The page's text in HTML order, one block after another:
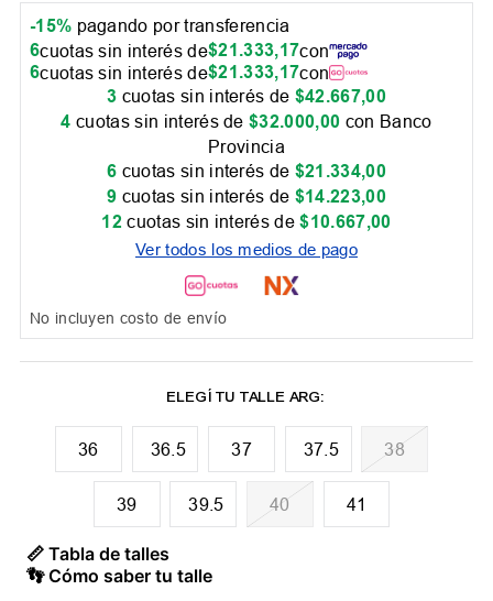
-15% pagando por transferencia
6cuotas sin interés de$21.333,17con
6cuotas sin interés de$21.333,17con
3 cuotas sin interés de $42.667,00
4 cuotas sin interés de$32.000,00 con Banco
Provincia
6 cuotas sin interés de $21 .334,00
9 cuotas sin interés de $14.223,00
12 cuotas sin interés de$10.667,00
Ver todos los medios de pago
No incluyen costo de envío
36 36.5 37 37.5 38
39 39.5 40 41
📏 Tabla de talles
👣 Cómo saber tu talle